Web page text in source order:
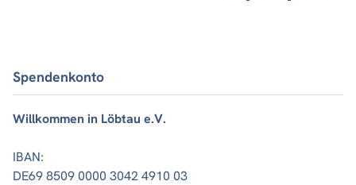
Spendenkonto
Willkommen in Löbtau e.V.
IBAN:
DE69 8509 0000 3042 4910 03